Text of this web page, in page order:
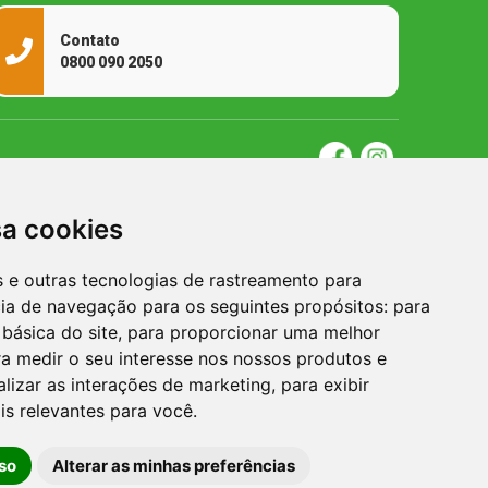
cookies
outras tecnologias de rastreamento para
de navegação para os seguintes propósitos: para
do site, para proporcionar uma melhor
medir o seu interesse nos nossos produtos e
as interações de marketing, para exibir
relevantes para você.
Alterar as minhas preferências
Contato
0800 090 2050